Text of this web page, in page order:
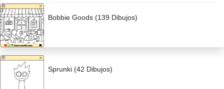
Bobbie Goods (139 Dibujos)
Sprunki (42 Dibujos)